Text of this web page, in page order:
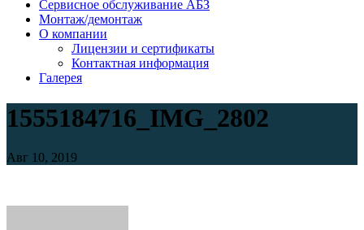
Сервисное обслуживание АБЗ
Монтаж/демонтаж
О компании
Лицензии и сертификаты
Контактная информация
Галерея
1555184716_IMG_2802
Авг 10, 2019